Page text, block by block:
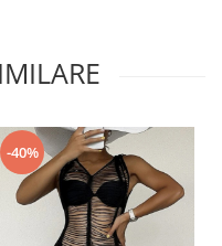
-40%